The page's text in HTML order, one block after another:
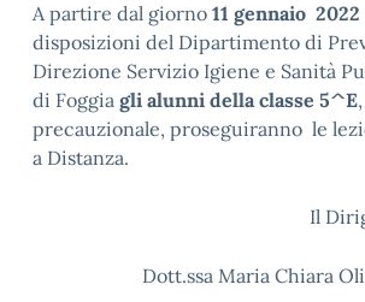
A partire dal giorno 11 gennaio 2022
disposizioni del Dipartimento di
Direzione Servizio Igiene e Sanità
di Foggia gli alunni della classe 5^E
precauzionale, proseguiranno le
a Distanza.
Il
Dott.ssa Maria Chiara